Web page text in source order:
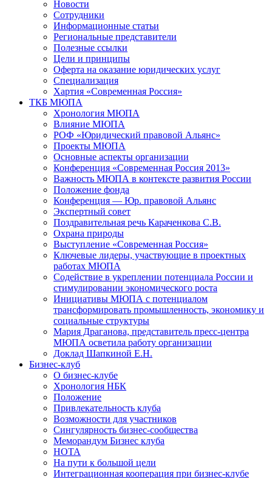
Новости
Сотрудники
Информационные статьи
Региональные представители
Полезные ссылки
Цели и принципы
Оферта на оказание юридических услуг
Специализация
Хартия «Современная Россия»
ТКБ МЮПА
Хронология МЮПА
Влияние МЮПА
РОФ «Юридический правовой Альянс»
Проекты МЮПА
Основные аспекты организации
Конференция «Современная Россия 2013»
Важность МЮПА в контексте развития России
Положение фонда
Конференция — Юр. правовой Альянс
Экспертный совет
Поздравительная речь Караченкова С.В.
Охрана природы
Выступление «Современная Россия»
Ключевые лидеры, участвующие в проектных
работах МЮПА
Cодействие в укреплении потенциала России и
стимулировании экономического роста
Инициативы МЮПА с потенциалом
трансформировать промышленность, экономику и
социальные структуры
Мария Драганова, представитель пресс-центра
МЮПА осветила работу организации
Доклад Шапкиной Е.Н.
Бизнес-клуб
О бизнес-клубе
Хронология НБК
Положение
Привлекательность клуба
Возможности для участников
Сингулярность бизнес-сообщества
Меморандум Бизнес клуба
НОТА
На пути к большой цели
Интеграционная кооперация при бизнес-клубе